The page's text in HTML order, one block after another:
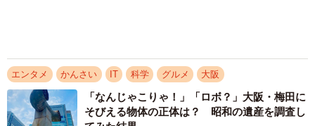
「なんじゃこりゃ！」「ロボ？」大阪・梅田に
そびえる物体の正体は？ 昭和の遺産を調査し
てみた結果…
太田 浩子
2026.08.06